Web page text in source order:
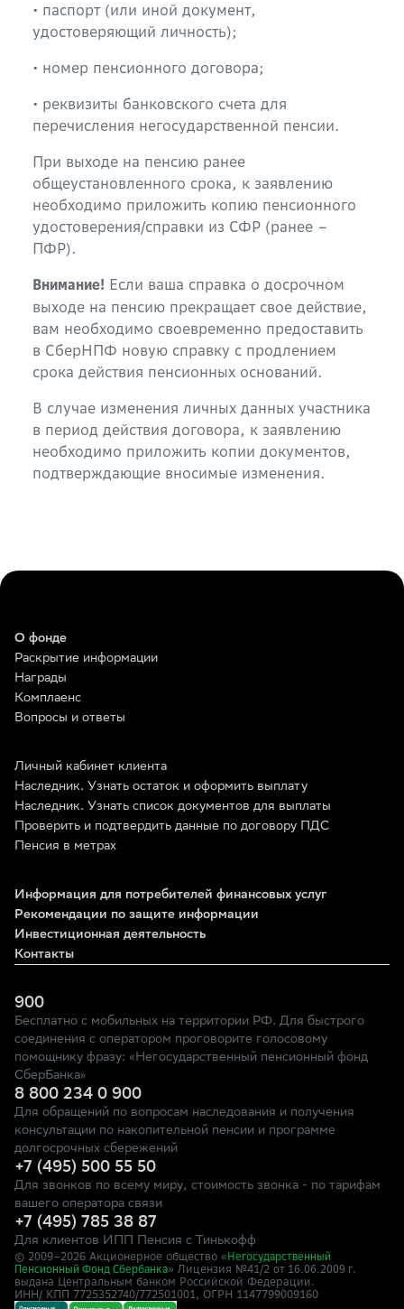
• паспорт (или иной документ,
удостоверяющий личность);
• номер пенсионного договора;
• реквизиты банковского счета для
перечисления негосударственной пенсии.
При выходе на пенсию ранее
общеустановленного срока, к заявлению
необходимо приложить копию пенсионного
удостоверения/справки из СФР (ранее –
ПФР).
Внимание! Если ваша справка о досрочном
выходе на пенсию прекращает свое действие,
вам необходимо своевременно предоставить
в СберНПФ новую справку с продлением
срока действия пенсионных оснований.
В случае изменения личных данных участника
в период действия договора, к заявлению
необходимо приложить копии документов,
подтверждающие вносимые изменения.
О фонде
Раскрытие информации
Награды
Комплаенс
Вопросы и ответы
Личный кабинет клиента
Наследник. Узнать остаток и оформить выплату
Наследник. Узнать список документов для выплаты
Проверить и подтвердить данные по договору ПДС
Пенсия в метрах
Информация для потребителей финансовых услуг
Рекомендации по защите информации
Инвестиционная деятельность
Контакты
900
Бесплатно с мобильных на территории РФ. Для быстрого
соединения с оператором проговорите голосовому
помощнику фразу: «Негосударственный пенсионный фонд
СберБанка»
8 800 234 0 900
Для обращений по вопросам наследования и получения
консультации по накопительной пенсии и программе
долгосрочных сбережений
+7 (495) 500 55 50
Для звонков по всему миру, стоимость звонка - по тарифам
вашего оператора связи
+7 (495) 785 38 87
Для клиентов ИПП Пенсия с Тинькофф
© 2009–2026 Акционерное общество « Негосударственный
Пенсионный Фонд Сбербанка» Лицензия №41/2 от 16.06.2009 г.
выдана Центральным банком Российской Федерации.
ИНН/ КПП 7725352740/772501001, ОГРН 1147799009160